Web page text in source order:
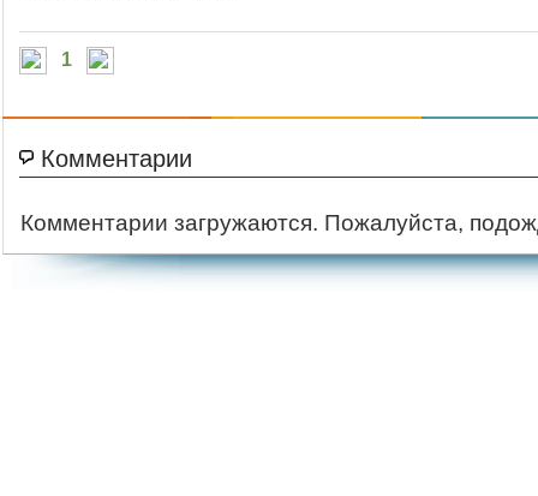
1
Комментарии
Комментарии загружаются. Пожалуйста,